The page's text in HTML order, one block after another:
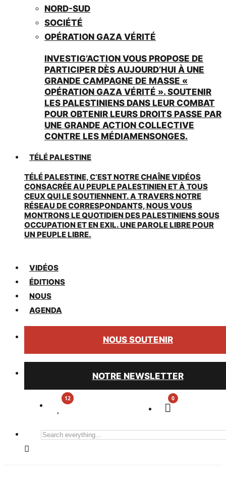
NORD-SUD
SOCIÉTÉ
OPÉRATION GAZA VÉRITÉ
INVESTIG’ACTION VOUS PROPOSE DE
PARTICIPER DÈS AUJOURD’HUI À UNE
GRANDE CAMPAGNE DE MASSE «
OPÉRATION GAZA VÉRITÉ ». SOUTENIR
LES PALESTINIENS DANS LEUR COMBAT
POUR OBTENIR LEURS DROITS PASSE PAR
UNE GRANDE ACTION COLLECTIVE
CONTRE LES MÉDIAMENSONGES.
TÉLÉ PALESTINE
TÉLÉ PALESTINE, C’EST NOTRE CHAÎNE VIDÉOS
CONSACRÉE AU PEUPLE PALESTINIEN ET À TOUS
CEUX QUI LE SOUTIENNENT. A TRAVERS NOTRE
RÉSEAU DE CORRESPONDANTS, NOUS VOUS
MONTRONS LE QUOTIDIEN DES PALESTINIENS SOUS
OCCUPATION ET EN EXIL. UNE PAROLE LIBRE POUR
UN PEUPLE LIBRE.
VIDÉOS
ÉDITIONS
NOUS
AGENDA
NOUS SOUTENIR
NOTRE NEWSLETTER
0
Search